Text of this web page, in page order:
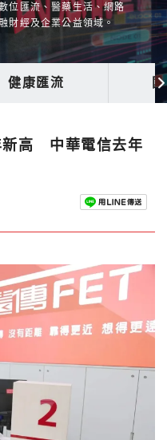
位匯流、醫藥生活、網路
財經及企業公益領域。
健康匯流
新高 中華電信去年